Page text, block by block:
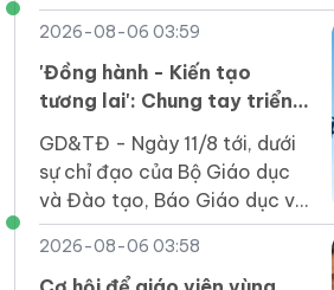
sinh viên đã tốt nghiệp tham
gia đào tạo sĩ quan dự bị năm
2026.
2026-08-06 03:59
'Đồng hành - Kiến tạo
tương lai': Chung tay triển
khai Chương trình Sức khỏe
học đường
GD&TĐ - Ngày 11/8 tới, dưới
sự chỉ đạo của Bộ Giáo dục
và Đào tạo, Báo Giáo dục và
Thời đại tổ chức Hội thảo
“Đồng hành, kiến tạo tương
2026-08-06 03:58